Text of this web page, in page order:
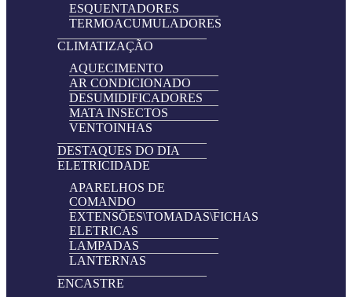
ESQUENTADORES
TERMOACUMULADORES
CLIMATIZAÇÃO
AQUECIMENTO
AR CONDICIONADO
DESUMIDIFICADORES
MATA INSECTOS
VENTOINHAS
DESTAQUES DO DIA
ELETRICIDADE
APARELHOS DE
COMANDO
EXTENSÕES\TOMADAS\FICHAS
ELETRICAS
LAMPADAS
LANTERNAS
ENCASTRE